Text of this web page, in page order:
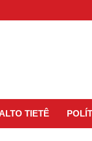
TIETÊ